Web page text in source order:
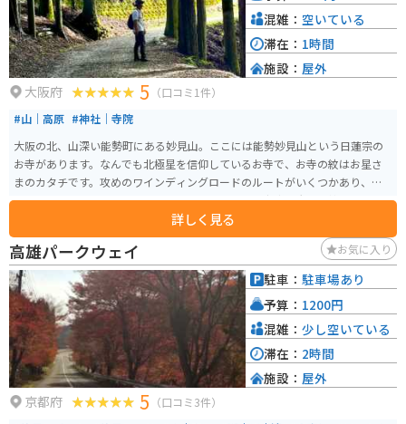
大阪府 5 （口コミ1件）
#山｜高原 #神社｜寺院
大阪の北、山深い能勢町にある妙見山。ここには能勢妙見山という日蓮宗の
お寺があります。なんでも北極星を信仰しているお寺で、お寺の紋はお星さ
まのカタチです。攻めのワインディングロードのルートがいくつかあり、ワ
クワクすること間違いなしです。山上までいくと、京都、大阪、神戸市の
山々まで見渡せ絶景が堪能できます。詳しく見る
混雑： 空いている
滞在： 1時間
施設： 屋外
高雄パークウェイ お気に入り
京都府 5 （口コミ3件）
駐車： 駐車場あり
予算： 1200円
混雑： 少し空いている
滞在： 2時間
施設： 屋外